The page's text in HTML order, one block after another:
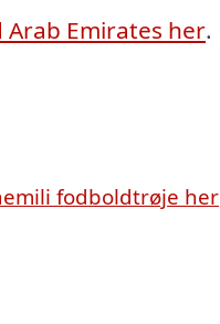
Emirates her.
fodboldtrøje her